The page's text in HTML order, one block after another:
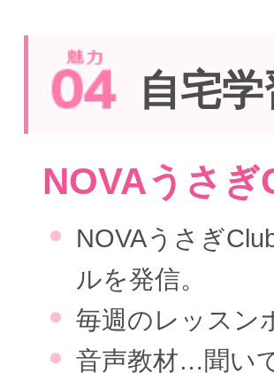
自宅
NOVAうさぎ
NOVAうさぎ
ルを発信。
毎週のレッスン
音声教材…聞い